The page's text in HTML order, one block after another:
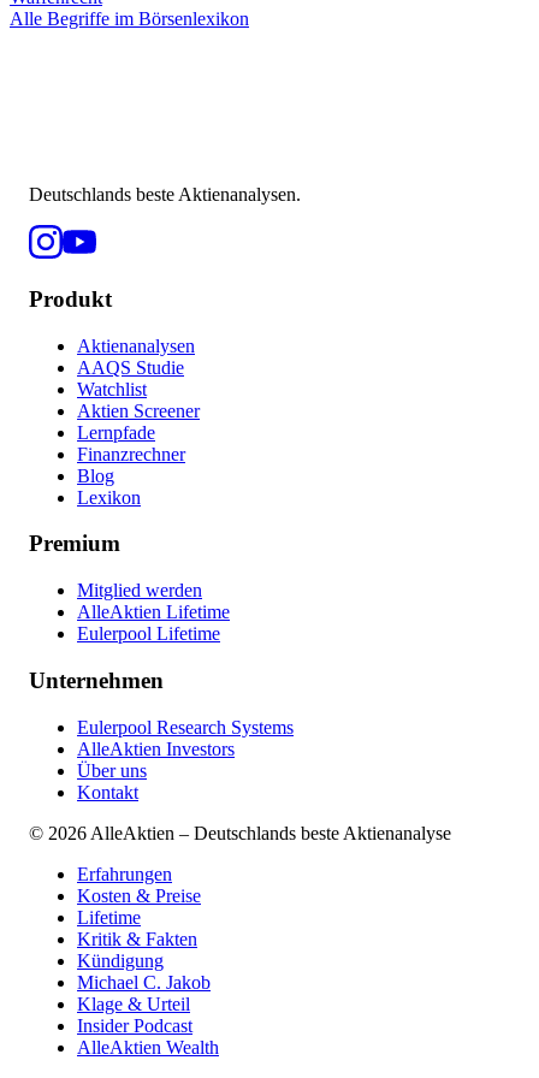
Alle Begriffe im Börsenlexikon
Deutschlands beste Aktienanalysen.
Produkt
Aktienanalysen
AAQS Studie
Watchlist
Aktien Screener
Lernpfade
Finanzrechner
Blog
Lexikon
Premium
Mitglied werden
AlleAktien Lifetime
Eulerpool Lifetime
Unternehmen
Eulerpool Research Systems
AlleAktien Investors
Über uns
Kontakt
© 2026 AlleAktien – Deutschlands beste Aktienanalyse
Erfahrungen
Kosten & Preise
Lifetime
Kritik & Fakten
Kündigung
Michael C. Jakob
Klage & Urteil
Insider Podcast
AlleAktien Wealth